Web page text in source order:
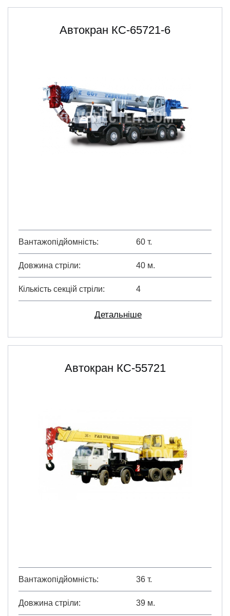
Автокран КС-65721-6
Вантажопідйомність 60 т.
Довжина стріли 40 м.
Кількість секцій стріли 4
Детальніше
Автокран КC-55721
Вантажопідйомність 36 т.
Довжина стріли 39 м.